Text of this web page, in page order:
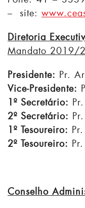
– site:
Diretoria
Mandato 2019/
Presidente: Pr.
Vice-Presidente:
1º Secretário:
2º Secretário:
1º Tesoureiro:
2º Tesoureiro:
Conselho